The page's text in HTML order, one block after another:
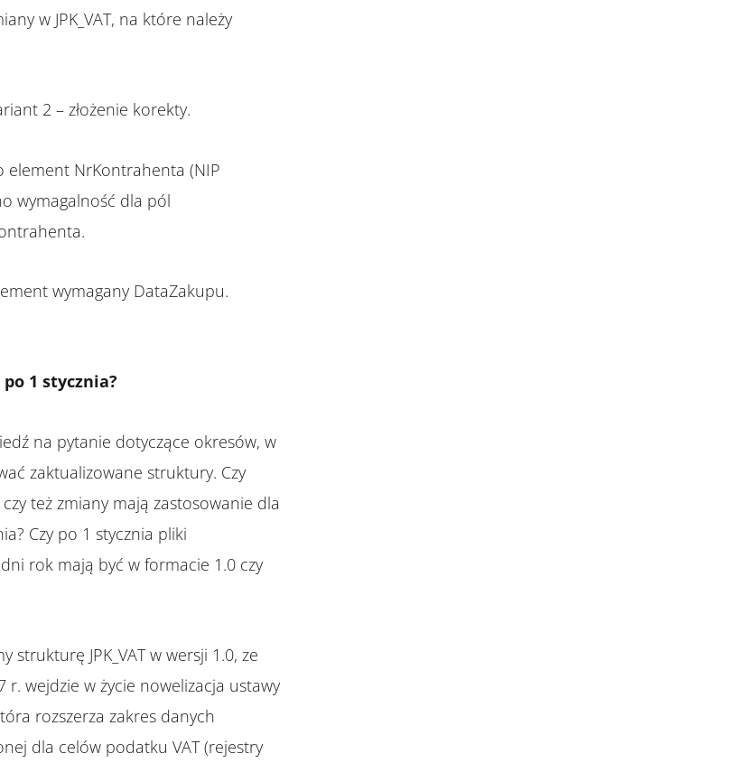
w JPK_VAT, na które należy
2 – złożenie korekty.
element NrKontrahenta (NIP
wymagalność dla pól
wymagany DataZakupu.
1 stycznia?
na pytanie dotyczące okresów, w
zaktualizowane struktury. Czy
też zmiany mają zastosowanie dla
Czy po 1 stycznia pliki
rok mają być w formacie 1.0 czy
JPK_VAT w wersji 1.0, ze
r. wejdzie w życie nowelizacja ustawy
rozszerza zakres danych
dla celów podatku VAT (rejestry